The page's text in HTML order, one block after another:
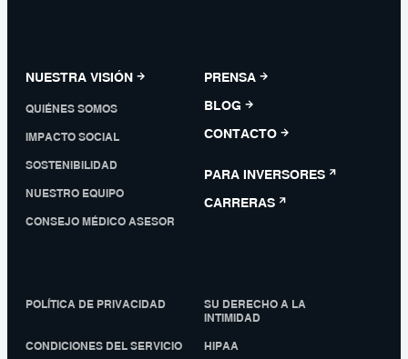
NUESTRA VISIÓN
QUIÉNES SOMOS
IMPACTO SOCIAL
SOSTENIBILIDAD
NUESTRO EQUIPO
CONSEJO MÉDICO ASESOR
PRENSA
BLOG
CONTACTO
PARA INVERSORES
CARRERAS
POLÍTICA DE PRIVACIDAD
SU DERECHO A LA
INTIMIDAD
CONDICIONES DEL SERVICIO HIPAA